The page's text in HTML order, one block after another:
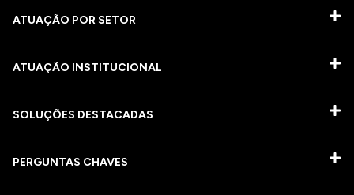
ATUAÇÃO POR SETOR
ATUAÇÃO INSTITUCIONAL
SOLUÇÕES DESTACADAS
PERGUNTAS CHAVES​